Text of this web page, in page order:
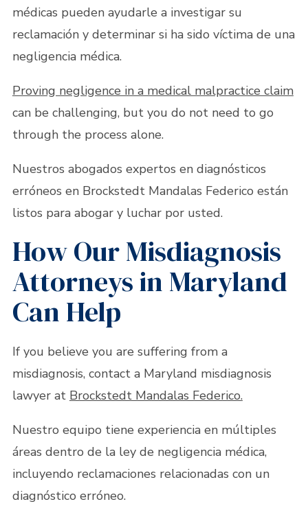
médicas pueden ayudarle a investigar su
reclamación y determinar si ha sido víctima de una
negligencia médica.
Proving negligence in a medical malpractice claim
can be challenging, but you do not need to go
through the process alone.
Nuestros abogados expertos en diagnósticos
erróneos en Brockstedt Mandalas Federico están
listos para abogar y luchar por usted.
How Our Misdiagnosis
Attorneys in Maryland
Can Help
If you believe you are suffering from a
misdiagnosis, contact a Maryland misdiagnosis
lawyer at Brockstedt Mandalas Federico.
Nuestro equipo tiene experiencia en múltiples
áreas dentro de la ley de negligencia médica,
incluyendo reclamaciones relacionadas con un
diagnóstico erróneo.